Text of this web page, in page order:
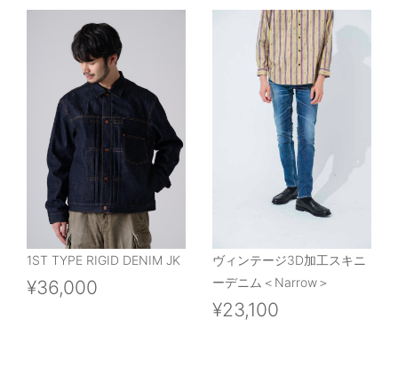
1ST TYPE RIGID DENIM JK
¥36,000
ヴィンテージ3D加工スキニ
ーデニム＜Narrow＞
¥23,100